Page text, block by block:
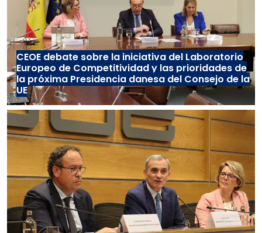
CEOE debate sobre la iniciativa del Laboratorio
Europeo de Competitividad y las prioridades de
la próxima Presidencia danesa del Consejo de la
UE